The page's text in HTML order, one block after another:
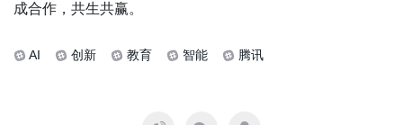
成合作，共生共赢。
AI 创新 教育 智能 腾讯